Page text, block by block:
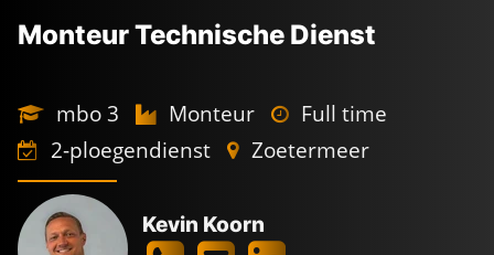
Monteur Technische Dienst
mbo 3 Monteur
Full time
2-ploegendienst
Zoetermeer
Kevin Koorn